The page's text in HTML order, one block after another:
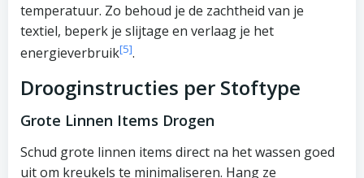
temperatuur. Zo behoud je de zachtheid van je
textiel, beperk je slijtage en verlaag je het
energieverbruik[5].
Drooginstructies per Stoftype
Grote Linnen Items Drogen
Schud grote linnen items direct na het wassen goed
uit om kreukels te minimaliseren. Hang ze